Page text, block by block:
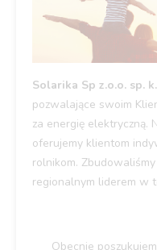
Solarika Sp z.o.o. sp. k.
pozwalające swoim
za energię elektryczną.
oferujemy klientom
rolnikom.
regionalnym liderem w
Obecnie